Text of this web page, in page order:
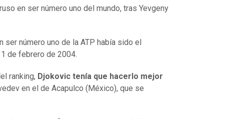
en ser número uno del mundo, tras Yevgeny
ser número uno de la ATP había sido el
de febrero de 2004.
ranking, Djokovic tenía que hacerlo mejor
en el de Acapulco (México), que se